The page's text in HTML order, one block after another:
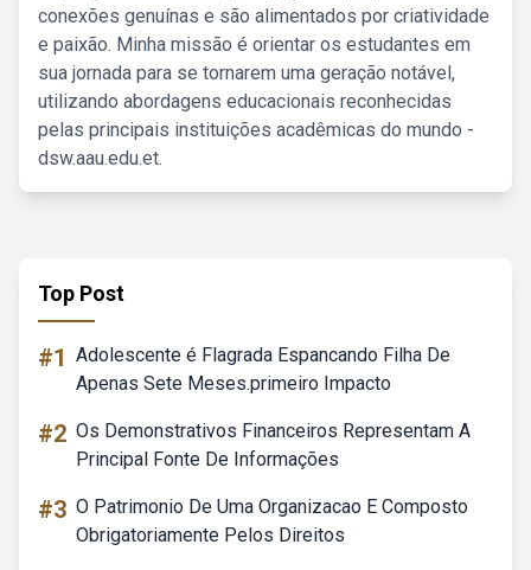
conexões genuínas e são alimentados por criatividade
e paixão. Minha missão é orientar os estudantes em
sua jornada para se tornarem uma geração notável,
utilizando abordagens educacionais reconhecidas
pelas principais instituições acadêmicas do mundo -
dsw.aau.edu.et.
Top Post
#1 Adolescente é Flagrada Espancando Filha De
Apenas Sete Meses.primeiro Impacto
#2 Os Demonstrativos Financeiros Representam A
Principal Fonte De Informações
#3 O Patrimonio De Uma Organizacao E Composto
Obrigatoriamente Pelos Direitos